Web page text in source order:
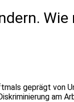
geprägt von
am